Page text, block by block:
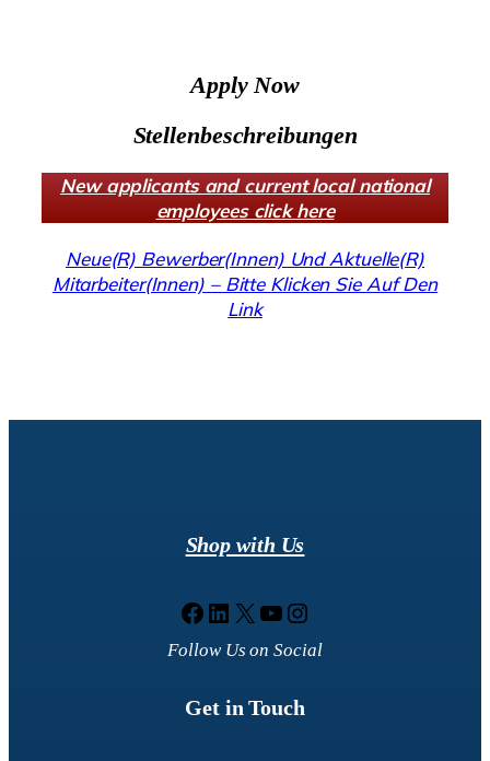
Apply Now
Stellenbeschreibungen
New applicants and current local national
employees click here
Neue(R) Bewerber(Innen) Und Aktuelle(R)
Mitarbeiter(Innen) – Bitte Klicken Sie Auf Den
Link
Shop with Us
Facebook LinkedIn X YouTube Instagram
Follow Us on Social
Get in Touch